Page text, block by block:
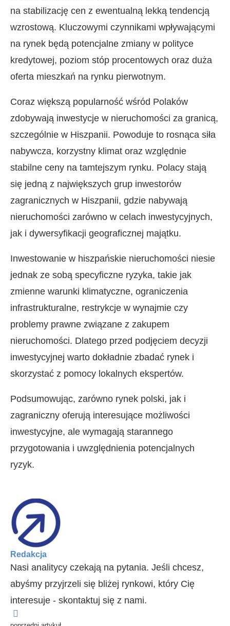
na stabilizację cen z ewentualną lekką tendencją
wzrostową. Kluczowymi czynnikami wpływającymi
na rynek będą potencjalne zmiany w polityce
kredytowej, poziom stóp procentowych oraz duża
oferta mieszkań na rynku pierwotnym.
Coraz większą popularność wśród Polaków
zdobywają inwestycje w nieruchomości za granicą,
szczególnie w Hiszpanii. Powoduje to rosnąca siła
nabywcza, korzystny klimat oraz względnie
stabilne ceny na tamtejszym rynku. Polacy stają
się jedną z największych grup inwestorów
zagranicznych w Hiszpanii, gdzie nabywają
nieruchomości zarówno w celach inwestycyjnych,
jak i dywersyfikacji geograficznej majątku.
Inwestowanie w hiszpańskie nieruchomości niesie
jednak ze sobą specyficzne ryzyka, takie jak
zmienne warunki klimatyczne, ograniczenia
infrastrukturalne, restrykcje w wynajmie czy
problemy prawne związane z zakupem
nieruchomości. Dlatego przed podjęciem decyzji
inwestycyjnej warto dokładnie zbadać rynek i
skorzystać z pomocy lokalnych ekspertów.
Podsumowując, zarówno rynek polski, jak i
zagraniczny oferują interesujące możliwości
inwestycyjne, ale wymagają starannego
przygotowania i uwzględnienia potencjalnych
ryzyk.
Redakcja
Nasi analitycy czekają na pytania. Jeśli chcesz,
abyśmy przyjrzeli się bliżej rynkowi, który Cię
interesuje - skontaktuj się z nami.